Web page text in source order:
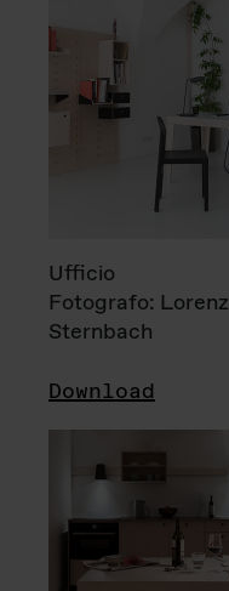
Ufficio
Fotografo: Lorenz
Sternbach
Download